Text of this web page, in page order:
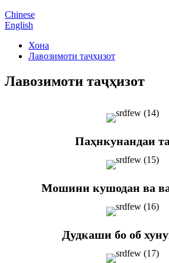
Chinese
English
Хона
Лавозимоти таҷҳизот
Лавозимоти таҷҳизот
Паҳнкунандаи
Мошини кушодан ва
Дудкаши бо об